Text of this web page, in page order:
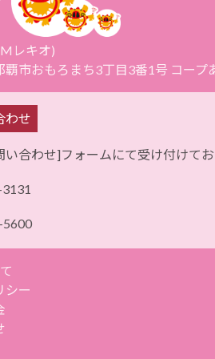
レキオ)
覇市おもろまち3丁目3番1号 コープ
わせ
い合わせ]フォームにて受け付けて
シー